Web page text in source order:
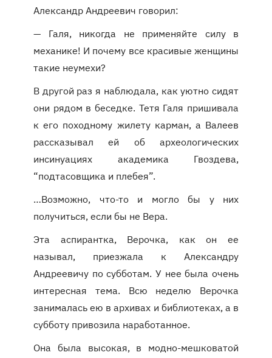
Александр Андреевич говорил:
— Галя, никогда не применяйте силу в
механике! И почему все красивые женщины
такие неумехи?
В другой раз я наблюдала, как уютно сидят
они рядом в беседке. Тетя Галя пришивала
к его походному жилету карман, а Валеев
рассказывал ей об археологических
инсинуациях академика Гвоздева,
“подтасовщика и плебея”.
…Возможно, что-то и могло бы у них
получиться, если бы не Вера.
Эта аспирантка, Верочка, как он ее
называл, приезжала к Александру
Андреевичу по субботам. У нее была очень
интересная тема. Всю неделю Верочка
занималась ею в архивах и библиотеках, а в
субботу привозила наработанное.
Она была высокая, в модно-мешковатой